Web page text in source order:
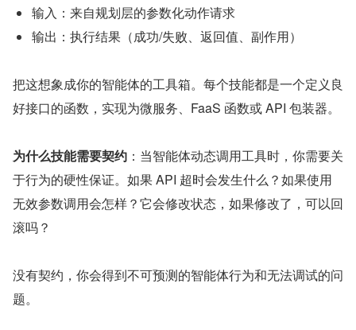
输入：来自规划层的参数化动作请求
输出：执行结果（成功/失败、返回值、副作用）
把这想象成你的智能体的工具箱。每个技能都是一个定义良
好接口的函数，实现为微服务、FaaS 函数或 API 包装器。
为什么技能需要契约 ：当智能体动态调用工具时，你需要关
于行为的硬性保证。如果 API 超时会发生什么？如果使用
无效参数调用会怎样？它会修改状态，如果修改了，可以回
滚吗？
没有契约，你会得到不可预测的智能体行为和无法调试的问
题。